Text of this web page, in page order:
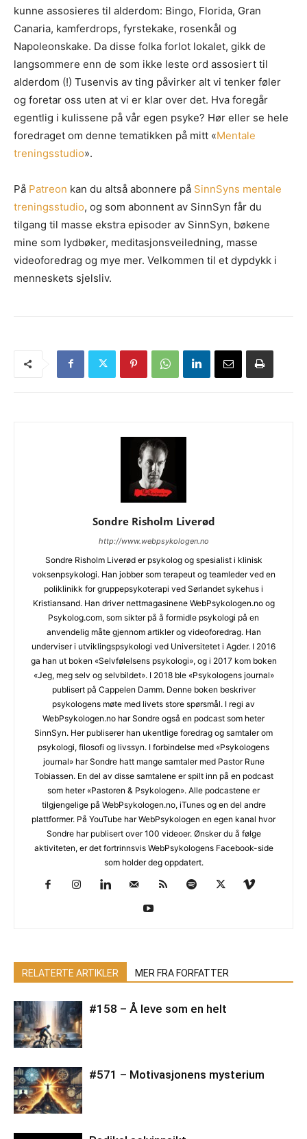
kunne assosieres til alderdom: Bingo, Florida, Gran
Canaria, kamferdrops, fyrstekake, rosenkål og
Napoleonskake. Da disse folka forlot lokalet, gikk de
langsommere enn de som ikke leste ord assosiert til
alderdom (!) Tusenvis av ting påvirker alt vi tenker føler
og foretar oss uten at vi er klar over det. Hva foregår
egentlig i kulissene på vår egen psyke? Hør eller se hele
foredraget om denne tematikken på mitt «Mentale
treningsstudio».
På Patreon kan du altså abonnere på SinnSyns mentale
treningsstudio, og som abonnent av SinnSyn får du
tilgang til masse ekstra episoder av SinnSyn, bøkene
mine som lydbøker, meditasjonsveiledning, masse
videoforedrag og mye mer. Velkommen til et dypdykk i
menneskets sjelsliv.
Sondre Risholm Liverød
http://www.webpsykologen.no
Sondre Risholm Liverød er psykolog og spesialist i klinisk
voksenpsykologi. Han jobber som terapeut og teamleder ved en
poliklinikk for gruppepsykoterapi ved Sørlandet sykehus i
Kristiansand. Han driver nettmagasinene WebPsykologen.no og
Psykolog.com, som sikter på å formidle psykologi på en
anvendelig måte gjennom artikler og videoforedrag. Han
underviser i utviklingspsykologi ved Universitetet i Agder. I 2016
ga han ut boken «Selvfølelsens psykologi», og i 2017 kom boken
«Jeg, meg selv og selvbildet». I 2018 ble «Psykologens journal»
publisert på Cappelen Damm. Denne boken beskriver
psykologens møte med livets store spørsmål. I regi av
WebPsykologen.no har Sondre også en podcast som heter
SinnSyn. Her publiserer han ukentlige foredrag og samtaler om
psykologi, filosofi og livssyn. I forbindelse med «Psykologens
journal» har Sondre hatt mange samtaler med Pastor Rune
Tobiassen. En del av disse samtalene er spilt inn på en podcast
som heter «Pastoren & Psykologen». Alle podcastene er
tilgjengelige på WebPsykologen.no, iTunes og en del andre
plattformer. På YouTube har WebPsykologen en egen kanal hvor
Sondre har publisert over 100 videoer. Ønsker du å følge
aktiviteten, er det fortrinnsvis WebPsykologens Facebook-side
som holder deg oppdatert.
RELATERTE ARTIKLER MER FRA FORFATTER
#158 – Å leve som en helt
#571 – Motivasjonens mysterium